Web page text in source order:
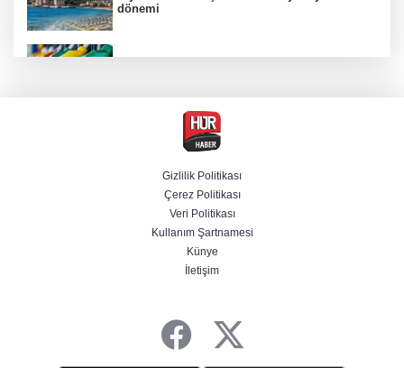
dönemi
Kamuda yapay zeka 2 milyar liralık riski
BAE, İran'ın Hürmüz Boğazı'nda bir gemisini
füzeyle hedef aldığını duyurdu
Başsavcılıktan Muzaffer Şirin hakkında
Gizlilik Politikası
Çerez Politikası
Veri Politikası
Kullanım Şartnamesi
Künye
İletişim